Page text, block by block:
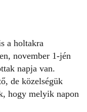
a holtakra
, november 1-jén
napja van.
de közelségük
hogy melyik napon